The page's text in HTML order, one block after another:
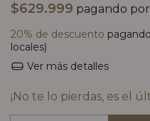
$629.999 pagando
20% de descuento
locales)
Ver más detalles
¡No te lo pierdas, es el